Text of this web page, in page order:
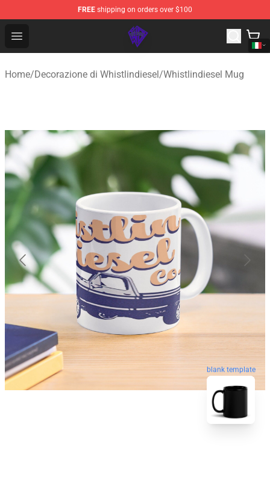
FREE shipping on orders over $100
Open menu
WhistlinDiesel Shop - Official WhistlinDiesel
Home/Decorazione di Whistlindiesel/Whistlindiesel Mug
blank template